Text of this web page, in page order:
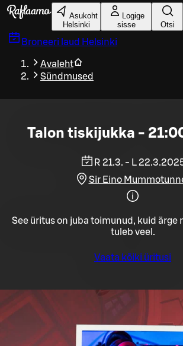
Liigu peamise sisu juurde
Asukoht
Helsinki
Logige
sisse
Otsi
Broneeri laud Helsinki
Avaleht
Sündmused
Talon tiskijukka -
R 21.3. - L
Sir Eino
See üritus on juba toimunud, kuid ärge
tuleb veel.
Vaata kõiki üritusi